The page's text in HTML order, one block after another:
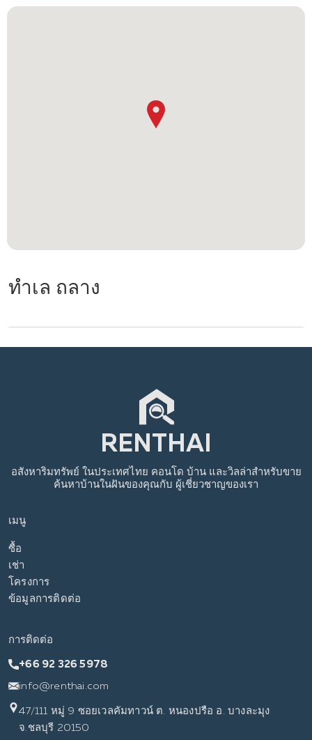
ทำเล ถลาง
เมนู
ซื้อ
เช่า
โครงการ
ข้อมูลการติดต่อ
อสังหาริมทรัพย์ ในประเทศไทย คอนโด บ้าน และวิลล่าสำหรับขาย
ค้นหาบ้านในฝันของคุณกับ ผู้เชี่ยวชาญของเรา
การติดต่อ
+66 92 326 5978
info@renthai.com
47/111 หมู่ 9 ซอยเวลคัมทาวน์ ต. หนองปรือ อ. บางละมุง
จ.ชลบุรี 20150